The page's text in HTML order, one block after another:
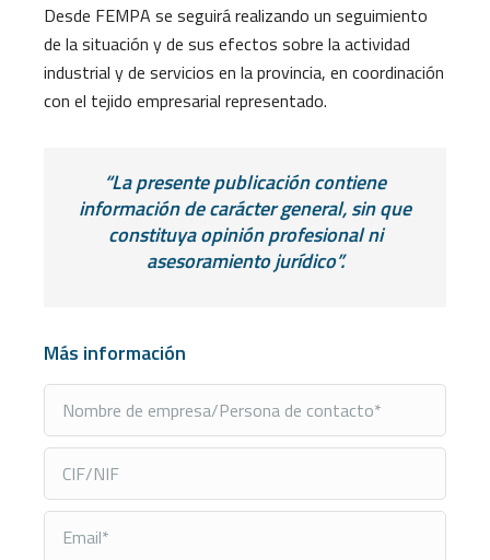
Desde FEMPA se seguirá realizando un seguimiento
de la situación y de sus efectos sobre la actividad
industrial y de servicios en la provincia, en coordinación
con el tejido empresarial representado.
“La presente publicación contiene
información de carácter general, sin que
constituya opinión profesional ni
asesoramiento jurídico”.
Más información